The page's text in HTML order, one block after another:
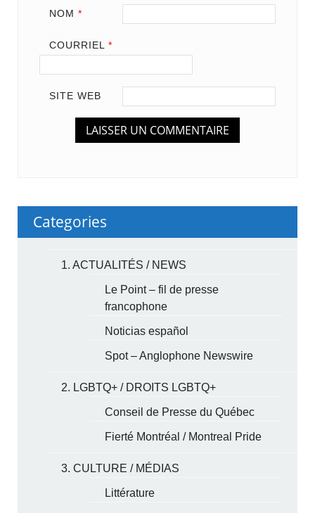
NOM *
COURRIEL *
SITE WEB
Categories
1. ACTUALITÉS / NEWS
Le Point – fil de presse
francophone
Noticias español
Spot – Anglophone Newswire
2. LGBTQ+ / DROITS LGBTQ+
Conseil de Presse du Québec
Fierté Montréal / Montreal Pride
3. CULTURE / MÉDIAS
Littérature